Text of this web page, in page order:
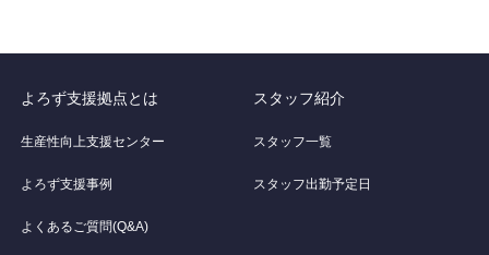
よろず支援拠点とは
生産性向上支援センター
よろず支援事例
よくあるご質問(Q&A)
スタッフ紹介
スタッフ一覧
スタッフ出勤予定日